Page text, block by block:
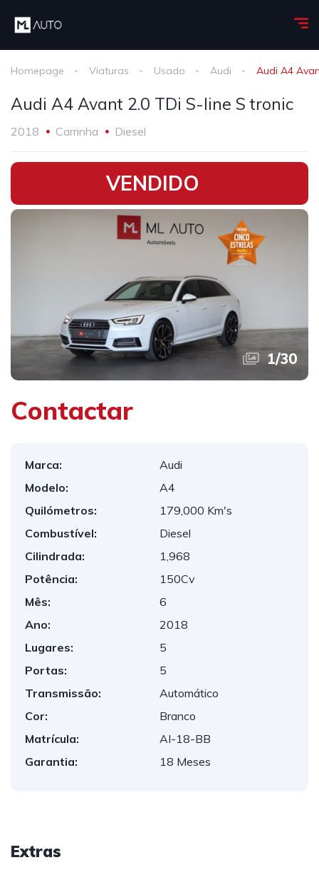
Homepage Viaturas Usado Audi Audi A4
Audi A4 Avant 2.0 TDi S-line S tronic
2018 Carrinha Diesel
•
VENDIDO
1/30
Contactar
Marca:
Audi
Modelo:
A4
Quilómetros:
179,000 Km's
Combustível:
Diesel
Cilindrada:
1,968
Potência:
150Cv
Mês:
6
Ano:
2018
Lugares:
5
Portas:
5
Transmissão:
Automático
Cor:
Branco
Matrícula:
AI-18-BB
Garantia:
18 Meses
Extras